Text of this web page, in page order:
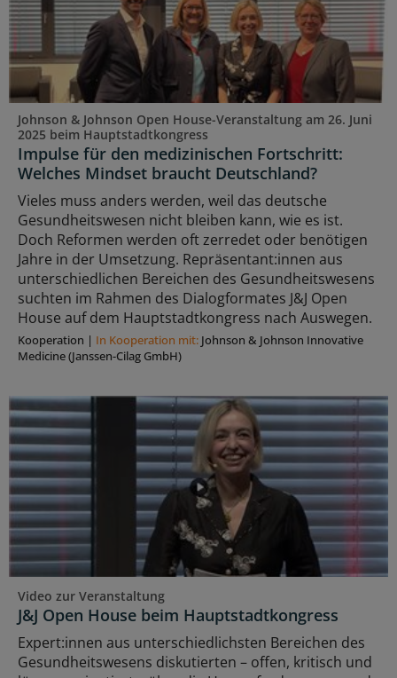
Johnson & Johnson Open House-Veranstaltung am 26. Juni
2025 beim Hauptstadtkongress
Impulse für den medizinischen Fortschritt:
Welches Mindset braucht Deutschland?
Vieles muss anders werden, weil das deutsche
Gesundheitswesen nicht bleiben kann, wie es ist.
Doch Reformen werden oft zerredet oder benötigen
Jahre in der Umsetzung. Repräsentant:innen aus
unterschiedlichen Bereichen des Gesundheitswesens
suchten im Rahmen des Dialogformates J&J Open
House auf dem Hauptstadtkongress nach Auswegen.
Kooperation | In Kooperation mit: Johnson & Johnson Innovative
Medicine (Janssen-Cilag GmbH)
Video zur Veranstaltung
J&J Open House beim Hauptstadtkongress
Expert:innen aus unterschiedlichsten Bereichen des
Gesundheitswesens diskutierten – offen, kritisch und